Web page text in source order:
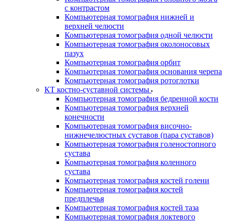
с контрастом
Компьютерная томография нижней и
верхней челюсти
Компьютерная томография одной челюсти
Компьютерная томография околоносовых
пазух
Компьютерная томография орбит
Компьютерная томография основания черепа
Компьютерная томография ротоглотки
КТ костно-суставной системы
Компьютерная томография бедренной кости
Компьютерная томография верхней
конечности
Компьютерная томография височно-
нижнечелюстных суставов (пара суставов)
Компьютерная томография голеностопного
сустава
Компьютерная томография коленного
сустава
Компьютерная томография костей голени
Компьютерная томография костей
предплечья
Компьютерная томография костей таза
Компьютерная томография локтевого